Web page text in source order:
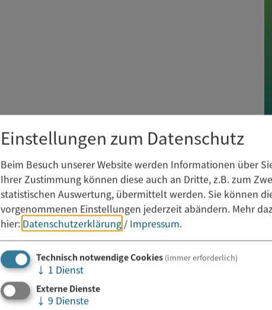
Einstellungen zum Datenschutz
Beim Besuch unserer Website werden Informationen über
Ihrer Zustimmung können diese auch an Dritte, z.B. zum
statistischen Auswertung, übermittelt werden. Sie können
vorgenommenen Einstellungen jederzeit abändern. Mehr
hier: Datenschutzerklärung / Impressum.
Technisch notwendige Cookies (immer erforderlich)
↓ 1 Dienst
Externe Dienste
↓ 9 Dienste